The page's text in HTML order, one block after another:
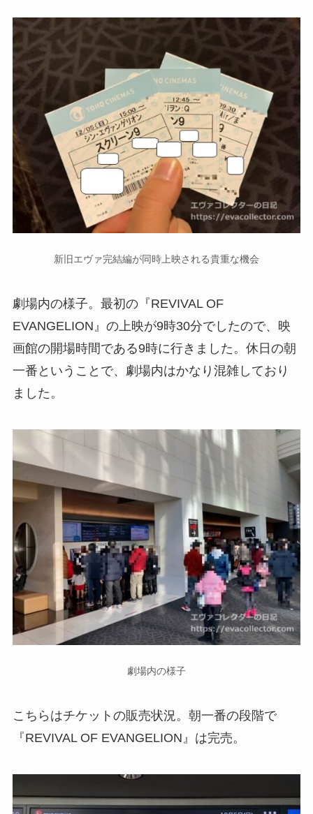
新旧エヴァ完結編が同時上映される貴重な機会
劇場内の様子。最初の『REVIVAL OF
EVANGELION』の上映が9時30分でしたので、映
画館の開場時間である9時に行きました。休日の朝
一番ということで、劇場内はかなり混雑しており
ました。
劇場内の様子
こちらはチケットの販売状況。朝一番の段階で
『REVIVAL OF EVANGELION』は完売。